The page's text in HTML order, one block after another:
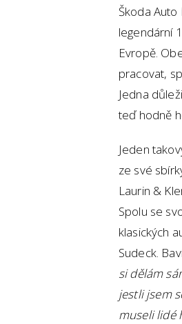
Škoda
legendární
Evropě.
pracovat,
Jedna
teď hodně
Jeden
ze své
Laurin &
Spolu se
klasických
Sudeck.
si dělám
jestli jsem
museli lidé